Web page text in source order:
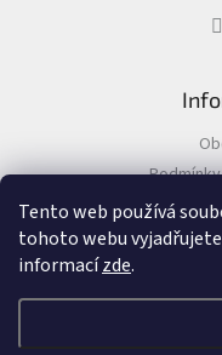
Tento web používá
tohoto webu
informacízde.